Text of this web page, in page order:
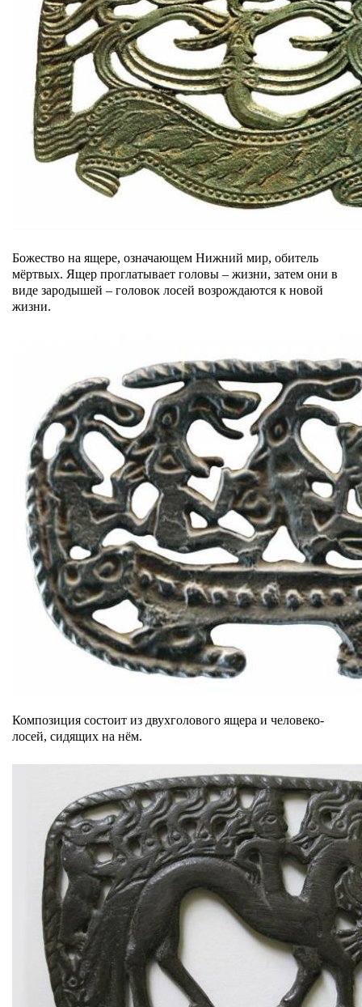
Божество на ящере, означающем Нижний мир, обитель
мёртвых. Ящер проглатывает головы – жизни, затем они в
виде зародышей – головок лосей возрождаются к новой
жизни.
Композиция состоит из двухголового ящера и человеко-
лосей, сидящих на нём.